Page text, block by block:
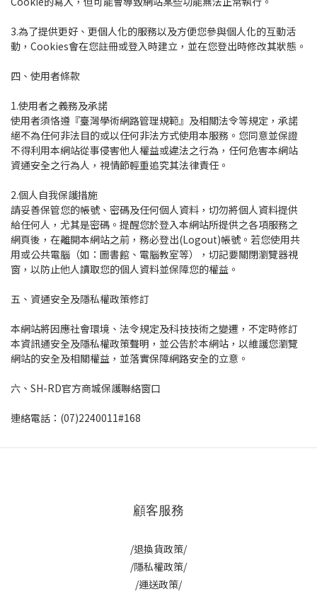
3.為了提供更好、更個人化的服務以及方便您參與個人化的互動活
動，Cookies會在您註冊或登入時建立，並在您登出時修改其狀態。
四、使用者條款
1.使用者之義務及承諾
使用者須恪遵『臺灣學術網路管理規範』及相關法令等規定，承諾
絕不為任何非法目的或以任何非法方式使用本服務。您同意並保證
不得利用本網站從事侵害他人權益或違法之行為，任何危害本網站
資通安全之行為人，視情節輕重追究其法律責任。
2.個人自我保護措施
請妥善保管您的帳號、密碼及任何個人資料，切勿將個人資料提供
給任何人，尤其是密碼。提醒您於登入本網站所提供之各項服務之
網頁後，在離開本網站之前，務必登出(Logout)帳號。若您使用共
用或公共電腦（如：圖書館、電腦教室等），切記要關閉瀏覽器視
窗，以防止他人讀取您的個人資料並保障您的權益。
五、資通安全及隱私權政策修訂
本網站將因應社會環境、法令規定及科技技術之變遷，不定時修訂
本資訊通安全及隱私權政策聲明，並公告於本網站，以維護您瀏覽
網站的安全及相關權益，並落實保障網路安全的立意。
六、SH-RD官方商城保護聯絡窗口
連絡電話：(07)2240011#168
顧客服務
/退換貨政策/
/隱私權政策/
/運送政策/